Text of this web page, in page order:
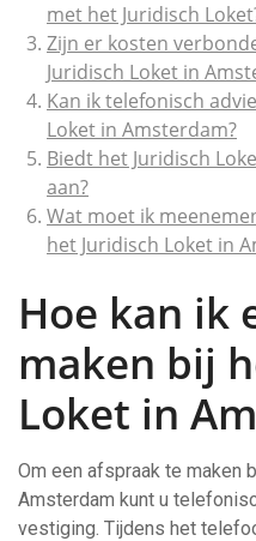
met het Juridisch
Zijn er kosten
Juridisch Loket in
Kan ik telefonisch
Loket in Amsterdam?
Biedt het Juridisch
aan?
Wat moet ik
het Juridisch Loket in
Hoe kan ik
maken bij
Loket in
Om een afspraak te maken
Amsterdam kunt u
vestiging. Tijdens het